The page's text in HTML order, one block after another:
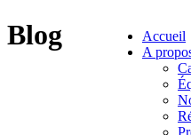
Accueil
A
Blog